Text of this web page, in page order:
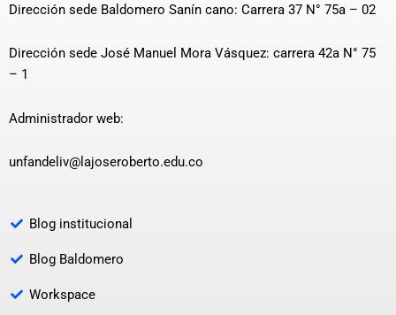
Dirección sede Baldomero Sanín cano: Carrera 37 N° 75a – 02
Dirección sede José Manuel Mora Vásquez: carrera 42a N° 75
– 1
Administrador web:
unfandeliv@lajoseroberto.edu.co
Blog institucional
Blog Baldomero
Workspace